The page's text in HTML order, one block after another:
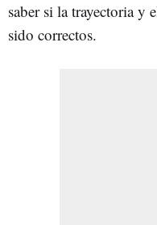
saber si la trayectoria y
sido correctos.